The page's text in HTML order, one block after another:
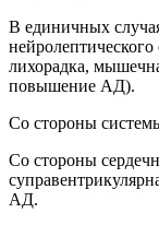
В единичных
лихорадка,
повышение АД).
Со стороны
Со стороны
АД.